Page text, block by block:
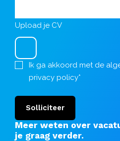
Upload je CV
Ik ga akkoord met de
privacy policy*
Solliciteer
Meer weten over
je graag verder.